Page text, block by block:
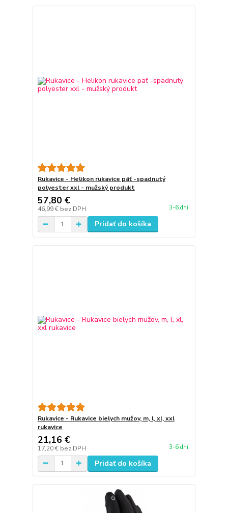
Rukavice - Helikon rukavice päť -spadnutý
polyester xxl - mužský produkt
57,80 €
46,99 € bez DPH 3-6 dní
Pridať do košíka
Rukavice - Rukavice bielych mužov, m, l, xl, xxl
rukavice
21,16 €
17,20 € bez DPH 3-6 dní
Pridať do košíka